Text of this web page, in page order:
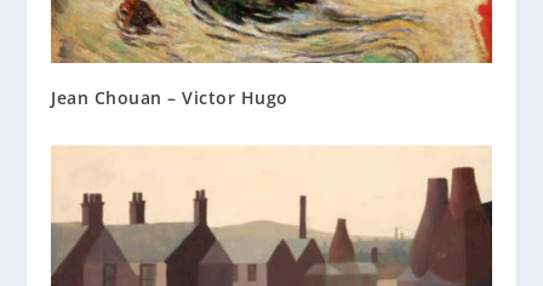
Jean Chouan – Victor Hugo